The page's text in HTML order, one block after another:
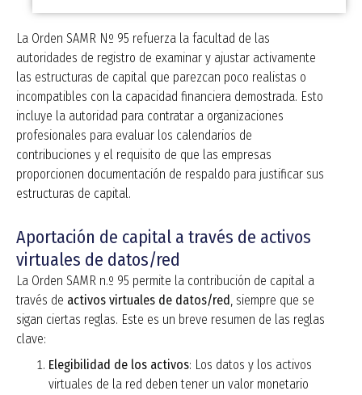
La Orden SAMR Nº 95 refuerza la facultad de las
autoridades de registro de examinar y ajustar activamente
las estructuras de capital que parezcan poco realistas o
incompatibles con la capacidad financiera demostrada. Esto
incluye la autoridad para contratar a organizaciones
profesionales para evaluar los calendarios de
contribuciones y el requisito de que las empresas
proporcionen documentación de respaldo para justificar sus
estructuras de capital.
Aportación de capital a través de activos
virtuales de datos/red
La Orden SAMR n.º 95 permite la contribución de capital a
través de activos virtuales de datos/red, siempre que se
sigan ciertas reglas. Este es un breve resumen de las reglas
clave:
Elegibilidad de los activos: Los datos y los activos
virtuales de la red deben tener un valor monetario